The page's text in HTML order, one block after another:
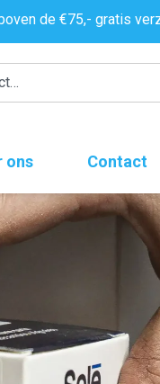
de €75,- gratis
ons Contact